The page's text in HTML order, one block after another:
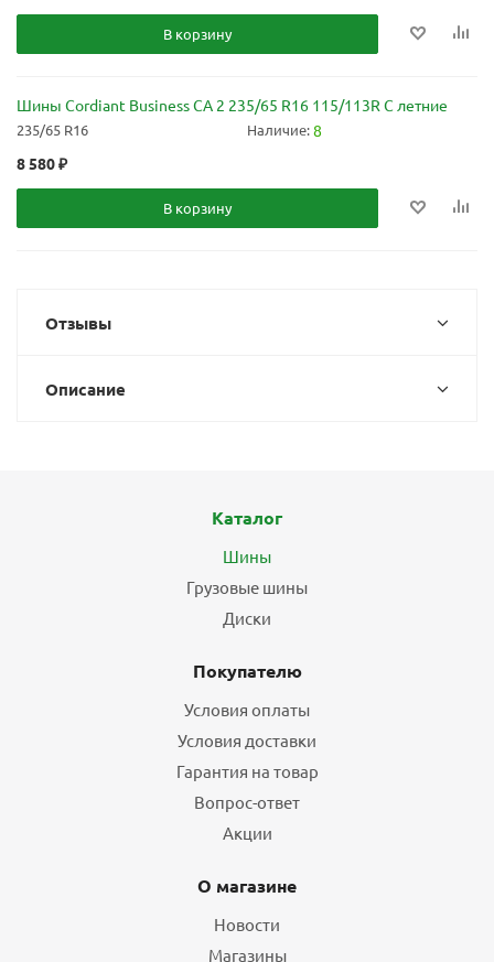
В корзину
Шины Cordiant Business CA 2 235/65 R16 115/113R C летние
235/65 R16 Наличие:8
8 580₽
В корзину
Отзывы
Описание
Каталог
Шины
Грузовые шины
Диски
Покупателю
Условия оплаты
Условия доставки
Гарантия на товар
Вопрос-ответ
Акции
О магазине
Новости
Магазины